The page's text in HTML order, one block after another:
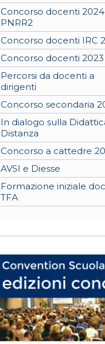
Concorso docenti 2024
PNRR2
Concorso docenti IRC
Concorso docenti 2023
Percorsi da docenti a
dirigenti
Concorso secondaria
In dialogo sulla
Distanza
Concorso a cattedre
AVSI e Diesse
Formazione iniziale
TFA